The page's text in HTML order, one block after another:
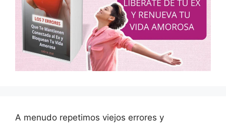
A menudo repetimos viejos errores y